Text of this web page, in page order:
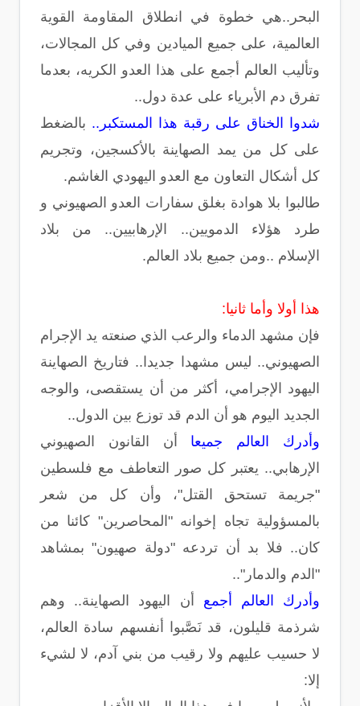
البحر..هي خطوة في انطلاق المقاومة القوية
العالمية، على جميع الميادين وفي كل المجالات،
وتأليب العالم أجمع على هذا العدو الكريه، بعدما
تفرق دم الأبرياء على عدة دول..
شدوا الخناق على رقبة هذا المستكبر.. بالضغط
على كل من يمد الصهاينة بالأكسجين، وتجريم
كل أشكال التعاون مع العدو اليهودي الغاشم.
طالبوا بلا هوادة بغلق سفارات العدو الصهيوني و
طرد هؤلاء الدمويين.. الإرهابيين.. من بلاد
الإسلام ..ومن جميع بلاد العالم.
هذا أولا وأما ثانيا:
فإن مشهد الدماء والرعب الذي صنعته يد الإجرام
الصهيوني.. ليس مشهدا جديدا.. فتاريخ الصهاينة
اليهود الإجرامي، أكثر من أن يستقصى، والوجه
الجديد اليوم هو أن الدم قد توزع بين الدول..
وأدرك العالم جميعا أن القانون الصهيوني
الإرهابي.. يعتبر كل صور التعاطف مع فلسطين
"جريمة تستحق القتل"، وأن كل من شعر
بالمسؤولية تجاه إخوانه "المحاصرين" كائنا من
كان.. فلا بد أن تردعه "دولة صهيون" بمشاهد
"الدم والدمار"..
وأدرك العالم أجمع
أن اليهود الصهاينة.. وهم
شرذمة قليلون، قد نَصَّبوا أنفسهم سادة العالم،
لا حسيب عليهم ولا رقيب من بني آدم، لا لشيء
إلا: